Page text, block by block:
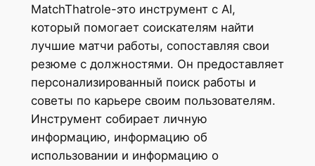
MatchThatrole-это инструмент с AI,
который помогает соискателям найти
лучшие матчи работы, сопоставляя свои
резюме с должностями. Он предоставляет
персонализированный поиск работы и
советы по карьере своим пользователям.
Инструмент собирает личную
информацию, информацию об
использовании и информацию о